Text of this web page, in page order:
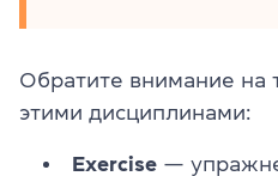
Обратите внимание на
этими дисциплинами:
Exercise —